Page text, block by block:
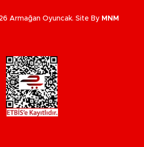
Armağan Oyuncak. Site By MNM